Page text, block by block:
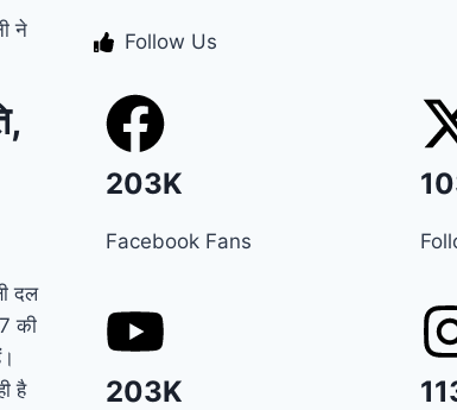
land scam
को हाईकोर्ट का
अब CBI की स्पेशल
को ‘नायाब’
CM सैनी ने 6 महीने
ने
दल
की
है
Follow Us
203K
Facebook Fans
203K